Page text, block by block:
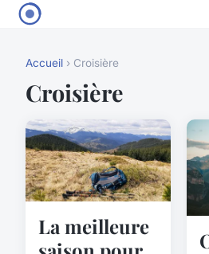
Accueil › Croisière
Croisière
La meilleure